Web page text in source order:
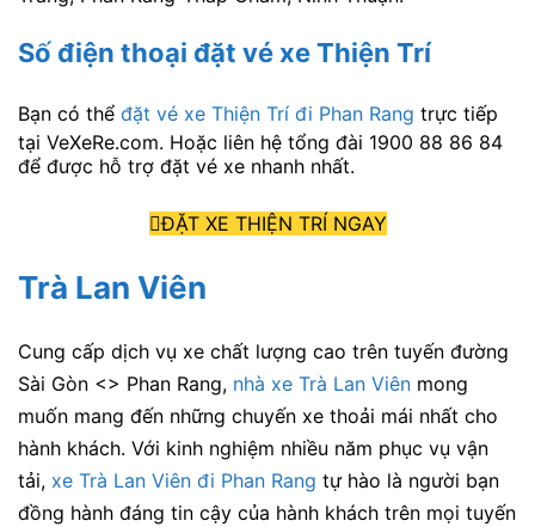
Số điện thoại đặt vé xe Thiện Trí
Bạn có thể đặt vé xe Thiện Trí đi Phan Rang trực tiếp
tại VeXeRe.com. Hoặc liên hệ tổng đài 1900 88 86 84
để được hỗ trợ đặt vé xe nhanh nhất.
ĐẶT XE THIỆN TRÍ NGAY
Trà Lan Viên
Cung cấp dịch vụ xe chất lượng cao trên tuyến đường
Sài Gòn <> Phan Rang, nhà xe Trà Lan Viên mong
muốn mang đến những chuyến xe thoải mái nhất cho
hành khách. Với kinh nghiệm nhiều năm phục vụ vận
tải, xe Trà Lan Viên đi Phan Rang tự hào là người bạn
đồng hành đáng tin cậy của hành khách trên mọi tuyến